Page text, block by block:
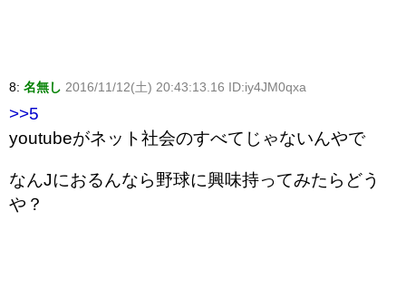
8: 名無し 2016/11/12(土) 20:43:13.16 ID:iy4JM0qxa
>>5
youtubeがネット社会のすべてじゃないんやで
なんJにおるんなら野球に興味持ってみたらどう
や？